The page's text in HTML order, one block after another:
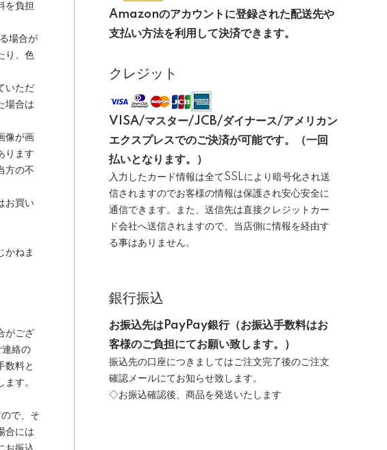
を負担
場合が
り、色
いただ
場合は
像が画
ります
方の不
お買い
かねま
がござ
絡の
数料と
す。
で、そ
合には
Amazonのアカウントに登録された配送先や
支払い方法を利用して決済できます。
クレジット
VISA/マスター/JCB/ダイナース/アメリカン
エクスプレスでのご決済が可能です。（一回
払いとなります。）
入力したカード情報は全てSSLにより暗号化され送
信されますのでお客様の情報は保護され安心安全に
通信できます。また、送信先は直接クレジットカー
ド会社へ送信されますので、当店側に情報を経由す
る事はありません。
銀行振込
お振込先はPayPay銀行（お振込手数料はお
客様のご負担にてお願い致します。）
振込先の口座につきましてはご注文完了後のご注文
確認メールにてお知らせ致します。
◇お振込確認後、商品を発送いたします